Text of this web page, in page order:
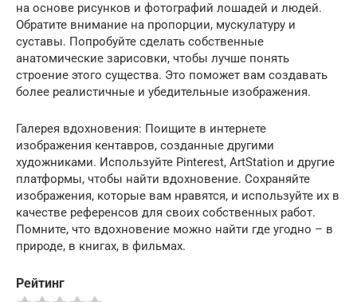
на основе рисунков и фотографий лошадей и людей.
Обратите внимание на пропорции, мускулатуру и
суставы. Попробуйте сделать собственные
анатомические зарисовки, чтобы лучше понять
строение этого существа. Это поможет вам создавать
более реалистичные и убедительные изображения.
Галерея вдохновения: Поищите в интернете
изображения кентавров, созданные другими
художниками. Используйте Pinterest, ArtStation и другие
платформы, чтобы найти вдохновение. Сохраняйте
изображения, которые вам нравятся, и используйте их в
качестве референсов для своих собственных работ.
Помните, что вдохновение можно найти где угодно – в
природе, в книгах, в фильмах.
Рейтинг